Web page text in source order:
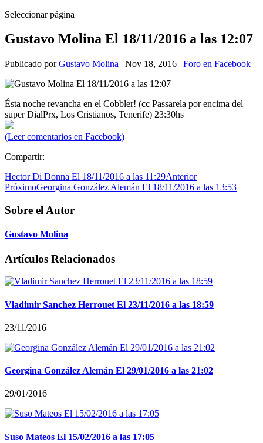
Seleccionar página
Gustavo Molina El 18/11/2016 a las 12:07
Publicado porGustavo Molina | Nov 18, 2016 | Foro en Facebook
Ésta noche revancha en el Cobbler! (cc Passarela por encima del
super DialPrx, Los Cristianos, Tenerife) 23:30hs
(Leer comentarios en Facebook)
Compartir:
Hector Di Donna El 18/11/2016 a las 11:29Anterior
PróximoGeorgina González Alemán El 18/11/2016 a las 13:53
Sobre el Autor
Gustavo Molina
Artículos Relacionados
Vladimir Sanchez Herrouet El 23/11/2016 a las 18:59
23/11/2016
Georgina González Alemán El 29/01/2016 a las 21:02
29/01/2016
Suso Mateos El 15/02/2016 a las 17:05